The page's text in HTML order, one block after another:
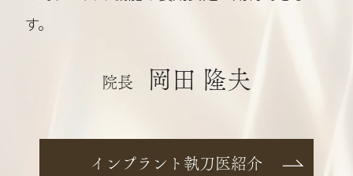
す。
院長 岡田 隆夫
インプラント執刀医紹介